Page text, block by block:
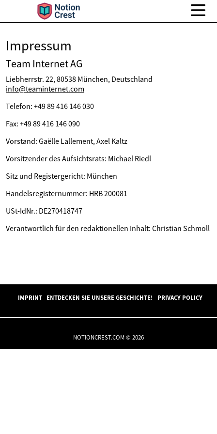
Impressum
Team Internet AG
Liebherrstr. 22, 80538 München, Deutschland
info@teaminternet.com
Telefon: +49 89 416 146 030
Fax: +49 89 416 146 090
Vorstand: Gaëlle Lallement, Axel Kaltz
Vorsitzender des Aufsichtsrats: Michael Riedl
Sitz und Registergericht: München
Handelsregisternummer: HRB 200081
USt-IdNr.: DE270418747
Verantwortlich für den redaktionellen Inhalt: Christian Schmoll
IMPRINT ENTDECKEN SIE UNSERE GESCHICHTE! PRIVACY POLICY
NOTIONCREST.COM © 2026